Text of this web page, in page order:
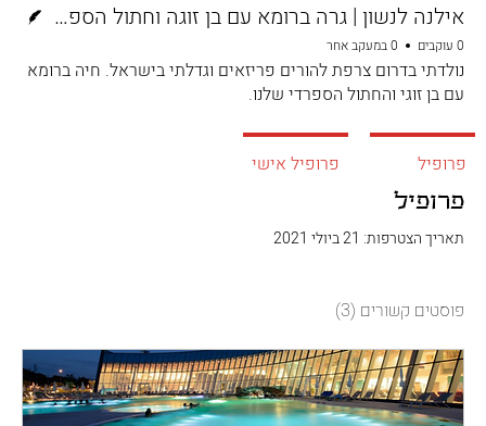
פרופיל
תאריך הצטרפות: 21 ביולי 2021
פוסטים קשורים (3)
אילנה לנשון | גרה ברומא עם בן זוגה וחתול הספרדי
0 עוקבים 0 במעקב אחר
נולדתי בדרום צרפת להורים פריזאים וגדלתי בישראל. חיה ברומא
עם בן זוגי והחתול הספרדי שלנו.
פרופיל אישי פרופיל